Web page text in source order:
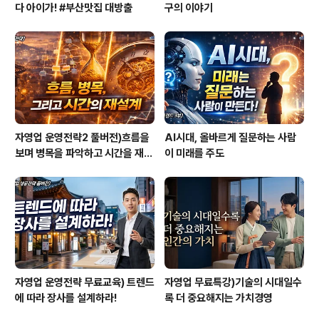
다 아이가! #부산맛집 대방출
구의 이야기
자영업 운영전략2 풀버전)흐름을
보며 병목을 파악하고 시간을 재설
AI시대, 올바르게 질문하는 사람
이 미래를 주도
자영업 운영전략 무료교육) 트렌드
에 따라 장사를 설계하라!
자영업 무료특강)기술의 시대일수
록 더 중요해지는 가치경영